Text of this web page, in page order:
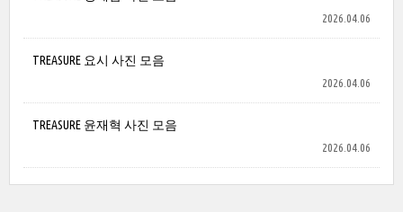
2026.04.06
TREASURE 요시 사진 모음
2026.04.06
TREASURE 윤재혁 사진 모음
2026.04.06